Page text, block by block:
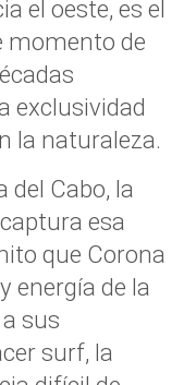
el oeste, es el
momento de
exclusividad
la naturaleza.
del Cabo, la
esa
que Corona
energía de la
sus
surf, la